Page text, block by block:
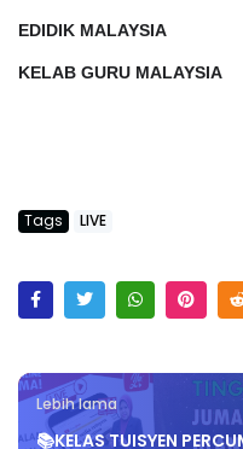
EDIDIK MALAYSIA
KELAB GURU MALAYSIA
Tags LIVE
Lebih lama
📚KELAS TUISYEN